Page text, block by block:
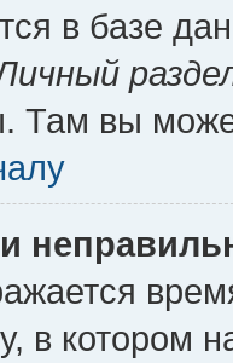
в базе
Там вы
в котором